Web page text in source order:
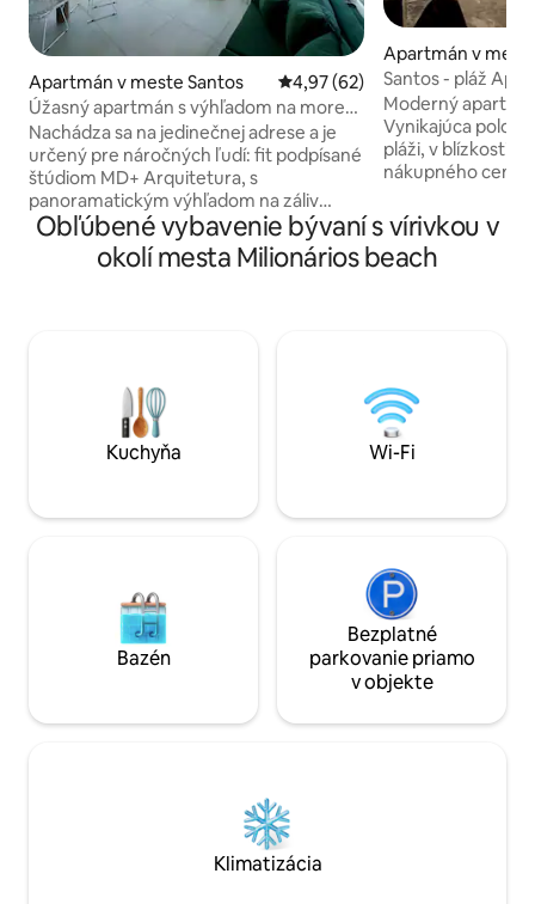
Apartmán v meste Santos Priemerné ohodnotenie 4,97
4,97 (62)
Úžasný apartmán s výhľadom na more
Santos
Nachádza sa na jedinečnej adrese a je
určený pre náročných ľudí: fit podpísané
štúdiom MD+ Arquitetura, s
panoramatickým výhľadom na záliv
Santos v jednej z najlepších lokalít mesta!
Vysoké poschodie, plne klimatizované
prostredie, internet a televízor so
Gonzagy, obklopená barmi,
reštauráciami, trhmi a ďalšími!
**Rozkladacia pohovka pre maximálne
2 ďalších hostí – pozrite sa!
Apartmán v
da
Santos - pláž
- v blízkosti mora
Moderný
Vynikajúca
pláži, v blízkosti
nákupného
výhľadom na
Dobre vybavená
mikrovlnná rúra,
je matrac/pohovka. Práčovňa s
Klimatizácia.
Obľúbené vybavenie bývaní s vírivkou v
okolí mesta Milionários beach
Kuchyňa Wi-Fi
Bazén
Bezplatné
parkovanie priamo
v objekte
Klimatizácia